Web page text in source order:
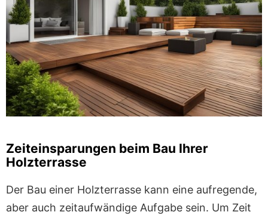
Zeiteinsparungen beim Bau Ihrer
Holzterrasse
Der Bau einer Holzterrasse kann eine aufregende,
aber auch zeitaufwändige Aufgabe sein. Um Zeit